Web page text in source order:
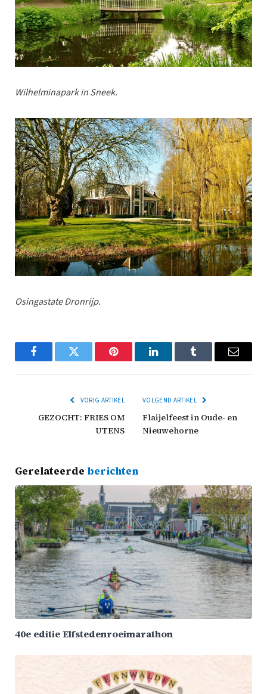
Wilhelminapark in Sneek.
Osingastate Dronrijp.
FacebookTwitter Pinterest LinkedInTumblr Email
VORIG ARTIKEL
GEZOCHT: FRIES OM
UTENS
VOLGEND ARTIKEL
Flaijelfeest in Oude- en
Nieuwehorne
Gerelateerde berichten
40e editie Elfstedenroeimarathon